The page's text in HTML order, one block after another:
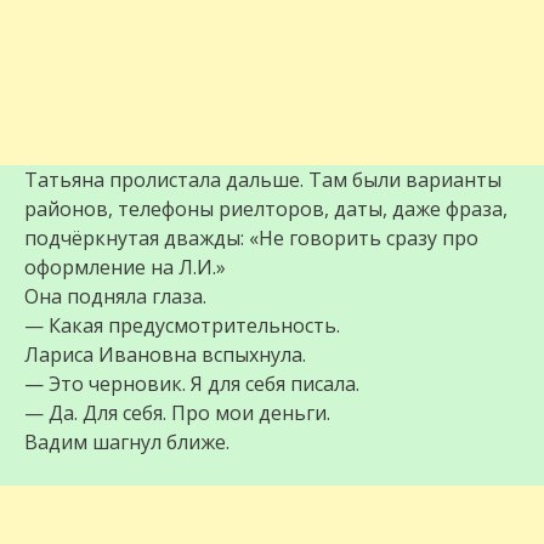
Татьяна пролистала дальше. Там были варианты
районов, телефоны риелторов, даты, даже фраза,
подчёркнутая дважды: «Не говорить сразу про
оформление на Л.И.»
Она подняла глаза.
— Какая предусмотрительность.
Лариса Ивановна вспыхнула.
— Это черновик. Я для себя писала.
— Да. Для себя. Про мои деньги.
Вадим шагнул ближе.